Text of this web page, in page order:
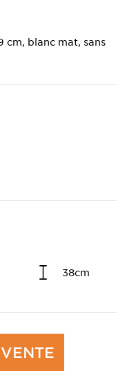
cm, blanc mat, sans
38cm